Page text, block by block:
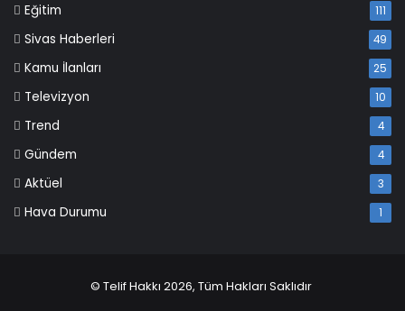
Eğitim 111
Sivas Haberleri 49
Kamu İlanları 25
Televizyon 10
Trend 4
Gündem 4
Aktüel 3
Hava Durumu 1
© Telif Hakkı 2026, Tüm Hakları Saklıdır